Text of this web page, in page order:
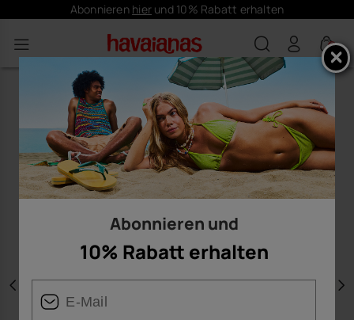
Abonnieren hierund 10% Rabatt erhalten
0
Vorherige
Abonnieren und
10% Rabatt erhalten